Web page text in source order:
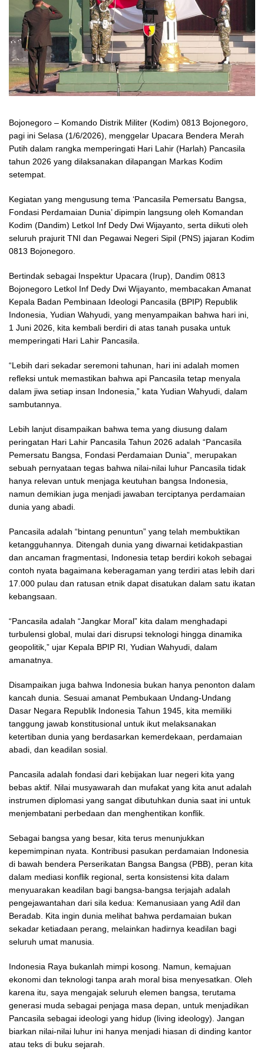
Bojonegoro – Komando Distrik Militer (Kodim) 0813 Bojonegoro,
pagi ini Selasa (1/6/2026), menggelar Upacara Bendera Merah
Putih dalam rangka memperingati Hari Lahir (Harlah) Pancasila
tahun 2026 yang dilaksanakan dilapangan Markas Kodim
setempat.
Kegiatan yang mengusung tema ‘Pancasila Pemersatu Bangsa,
Fondasi Perdamaian Dunia’ dipimpin langsung oleh Komandan
Kodim (Dandim) Letkol Inf Dedy Dwi Wijayanto, serta diikuti oleh
seluruh prajurit TNI dan Pegawai Negeri Sipil (PNS) jajaran Kodim
0813 Bojonegoro.
Bertindak sebagai Inspektur Upacara (Irup), Dandim 0813
Bojonegoro Letkol Inf Dedy Dwi Wijayanto, membacakan Amanat
Kepala Badan Pembinaan Ideologi Pancasila (BPIP) Republik
Indonesia, Yudian Wahyudi, yang menyampaikan bahwa hari ini,
1 Juni 2026, kita kembali berdiri di atas tanah pusaka untuk
memperingati Hari Lahir Pancasila.
“Lebih dari sekadar seremoni tahunan, hari ini adalah momen
refleksi untuk memastikan bahwa api Pancasila tetap menyala
dalam jiwa setiap insan Indonesia,” kata Yudian Wahyudi, dalam
sambutannya.
Lebih lanjut disampaikan bahwa tema yang diusung dalam
peringatan Hari Lahir Pancasila Tahun 2026 adalah “Pancasila
Pemersatu Bangsa, Fondasi Perdamaian Dunia”, merupakan
sebuah pernyataan tegas bahwa nilai-nilai luhur Pancasila tidak
hanya relevan untuk menjaga keutuhan bangsa Indonesia,
namun demikian juga menjadi jawaban terciptanya perdamaian
dunia yang abadi.
Pancasila adalah “bintang penuntun” yang telah membuktikan
ketangguhannya. Ditengah dunia yang diwarnai ketidakpastian
dan ancaman fragmentasi, Indonesia tetap berdiri kokoh sebagai
contoh nyata bagaimana keberagaman yang terdiri atas lebih dari
17.000 pulau dan ratusan etnik dapat disatukan dalam satu ikatan
kebangsaan.
“Pancasila adalah “Jangkar Moral” kita dalam menghadapi
turbulensi global, mulai dari disrupsi teknologi hingga dinamika
geopolitik,” ujar Kepala BPIP RI, Yudian Wahyudi, dalam
amanatnya.
Disampaikan juga bahwa Indonesia bukan hanya penonton dalam
kancah dunia. Sesuai amanat Pembukaan Undang-Undang
Dasar Negara Republik Indonesia Tahun 1945, kita memiliki
tanggung jawab konstitusional untuk ikut melaksanakan
ketertiban dunia yang berdasarkan kemerdekaan, perdamaian
abadi, dan keadilan sosial.
Pancasila adalah fondasi dari kebijakan luar negeri kita yang
bebas aktif. Nilai musyawarah dan mufakat yang kita anut adalah
instrumen diplomasi yang sangat dibutuhkan dunia saat ini untuk
menjembatani perbedaan dan menghentikan konflik.
Sebagai bangsa yang besar, kita terus menunjukkan
kepemimpinan nyata. Kontribusi pasukan perdamaian Indonesia
di bawah bendera Perserikatan Bangsa Bangsa (PBB), peran kita
dalam mediasi konflik regional, serta konsistensi kita dalam
menyuarakan keadilan bagi bangsa-bangsa terjajah adalah
pengejawantahan dari sila kedua: Kemanusiaan yang Adil dan
Beradab. Kita ingin dunia melihat bahwa perdamaian bukan
sekadar ketiadaan perang, melainkan hadirnya keadilan bagi
seluruh umat manusia.
Indonesia Raya bukanlah mimpi kosong. Namun, kemajuan
ekonomi dan teknologi tanpa arah moral bisa menyesatkan. Oleh
karena itu, saya mengajak seluruh elemen bangsa, terutama
generasi muda sebagai penjaga masa depan, untuk menjadikan
Pancasila sebagai ideologi yang hidup (living ideology). Jangan
biarkan nilai-nilai luhur ini hanya menjadi hiasan di dinding kantor
atau teks di buku sejarah.